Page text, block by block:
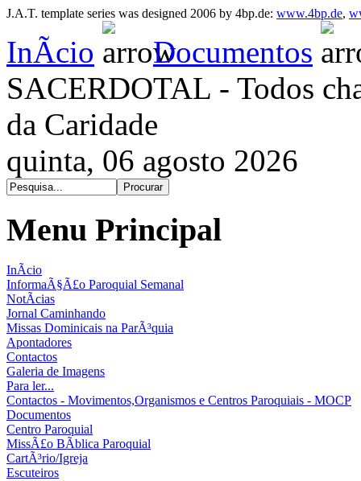
J.A.T. template series was designed 2006 by 4bp.de: www.4bp.de,
InÃ­cio
Documentos
SACERDOTAL - Todos
da Caridade
quinta, 06 agosto 2026
Menu Principal
InÃ­cio
InformaÃ§Ã£o Paroquial Semanal
NotÃ­cias
Jornal Caminhando
Missas Dominicais na ParÃ³quia
Apontadores
Contactos
Galeria de Imagens
Para ler...
Contactos - Movimentos,Organismos e Centros Paroquiais - MOCP
Documentos
Centro Paroquial
MissÃ£o BÃ­blica Paroquial
CartÃ³rio/Igreja
Escuteiros